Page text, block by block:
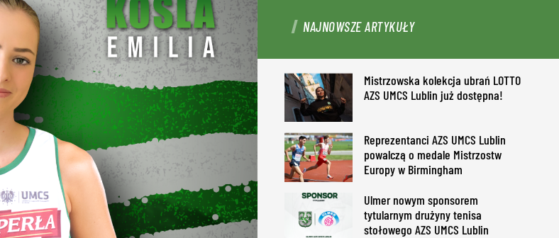
NAJNOWSZE ARTYKUŁY
Mistrzowska kolekcja ubrań LOTTO
AZS UMCS Lublin już dostępna!
Reprezentanci AZS UMCS Lublin
powalczą o medale Mistrzostw
Europy w Birmingham
Ulmer nowym sponsorem
tytularnym drużyny tenisa
stołowego AZS UMCS Lublin